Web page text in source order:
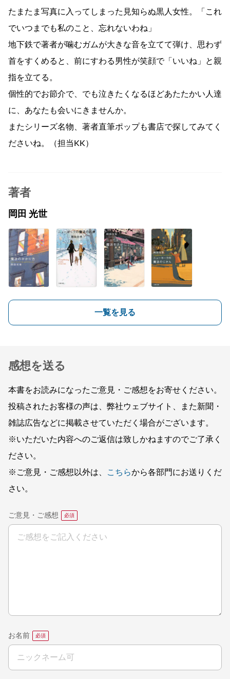
たまたま写真に入ってしまった見知らぬ黒人女性。「これ
でいつまでも私のこと、忘れないわね」
地下鉄で著者が噛むガムが大きな音を立てて弾け、思わず
首をすくめると、前にすわる男性が笑顔で「いいね」と親
指を立てる。
個性的でお節介で、でも泣きたくなるほどあたたかい人達
に、あなたも会いにきませんか。
またシリーズ名物、著者直筆ポップも書店で探してみてく
ださいね。（担当KK）
著者
岡田 光世
一覧を見る
感想を送る
本書をお読みになったご意見・ご感想をお寄せください。
投稿されたお客様の声は、弊社ウェブサイト、また新聞・
雑誌広告などに掲載させていただく場合がございます。
※いただいた内容へのご返信は致しかねますのでご了承く
ださい。
※ご意見・ご感想以外は、
こちらから各部門にお送りくだ
さい。
ご意見・ご感想
お名前